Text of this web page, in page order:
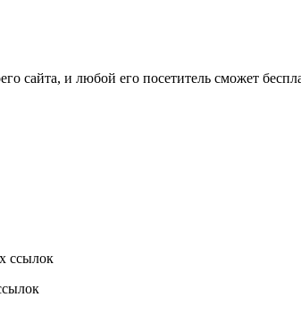
сайта, и любой его посетитель сможет